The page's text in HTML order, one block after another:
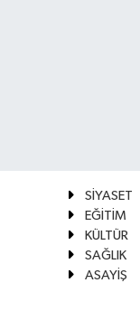
SİYASET
EĞİTİM
KÜLTÜR
SAĞLIK
ASAYİŞ